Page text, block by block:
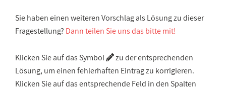
Sie haben einen weiteren Vorschlag als Lösung zu dieser
Fragestellung? Dann teilen Sie uns das bitte mit!
Klicken Sie auf das Symbol
zu der entsprechenden
Lösung, um einen fehlerhaften Eintrag zu korrigieren.
Klicken Sie auf das entsprechende Feld in den Spalten